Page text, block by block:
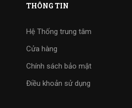
THÔNG TIN
Hệ Thống trung tâm
Cửa hàng
Chính sách bảo mật
Điều khoản sử dụng